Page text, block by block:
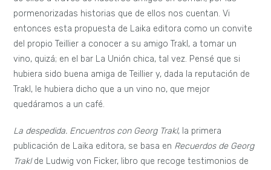
pormenorizadas historias que de ellos nos cuentan. Vi
entonces esta propuesta de Laika editora como un convite
del propio Teillier a conocer a su amigo Trakl, a tomar un
vino, quizá; en el bar La Unión chica, tal vez. Pensé que si
hubiera sido buena amiga de Teillier y, dada la reputación de
Trakl, le hubiera dicho que a un vino no, que mejor
quedáramos a un café.
La despedida. Encuentros con Georg Trakl, la primera
publicación de Laika editora, se basa en Recuerdos de Georg
Traklde Ludwig von Ficker, libro que recoge testimonios de